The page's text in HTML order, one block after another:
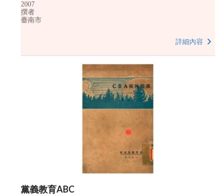
2007
撰者
臺南市
詳細內容
黨義教育ABC